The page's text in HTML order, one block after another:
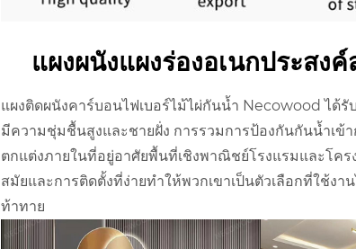
แผงผนังแผงร่องอเนกประส
แผงติดผนังคาร์บอนไฟเบอร์ไม้ไผ่กันน้ำ Necowood ไ
มีความชุ่มชื้นสูงและชายฝั่ง การรวมการป้องกันกันน้ำเข้
ตกแต่งภายในที่อยู่อาศัยพื้นที่เชิงพาณิชย์โรงแรมและโค
สมัยและการติดตั้งที่ง่ายทำให้พวกเขาเป็นตัวเลือกที่ใช้ง
ท้าทาย